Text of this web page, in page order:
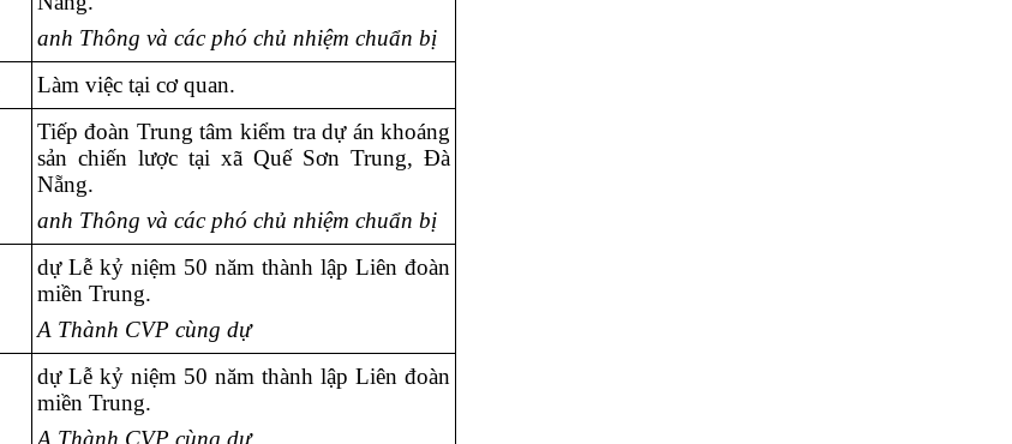
anh Thông và các phó chủ nhiệm chuẩn bị
Làm việc tại cơ quan.
Tiếp đoàn Trung tâm kiểm tra dự án khoáng
sản chiến lược tại xã Quế Sơn Trung, Đà
Nẵng.
anh Thông và các phó chủ nhiệm chuẩn bị
dự Lễ kỷ niệm 50 năm thành lập Liên đoàn
miền Trung.
A Thành CVP cùng dự
dự Lễ kỷ niệm 50 năm thành lập Liên đoàn
miền Trung.
A Thành CVP cùng dự